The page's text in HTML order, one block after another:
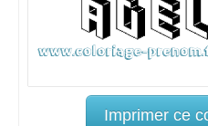
Imprimer ce